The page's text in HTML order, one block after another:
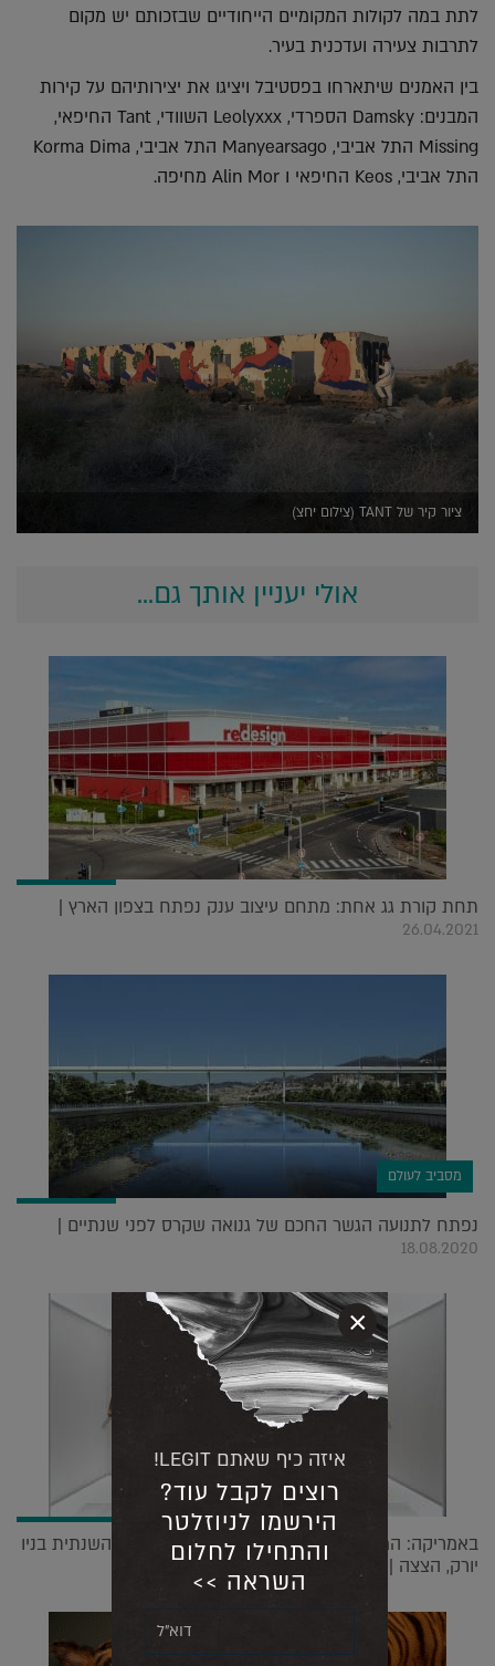
לתת במה לקולות המקומיים הייחודיים שבזכותם יש מקום
לתרבות צעירה ועדכנית בעיר.
בין האמנים שיתארחו בפסטיבל ויציגו את יצירותיהם על קירות
המבנים: Damsky הספרדי, Leolyxxx השוודי, Tant החיפאי,
Missing התל אביבי, Manyearsago התל אביבי, Korma Dima
התל אביבי, Keos החיפאי ו Alin Mor מחיפה.
ציור קיר של TANT (צילום יחצ)
אולי יעניין אותך גם...
תחת קורת גג אחת: מתחם עיצוב ענק נפתח בצפון הארץ |
26.04.2021
מסביב לעולם
נפתח לתנועה הגשר החכם של גנואה שקרס לפני שנתיים |
18.08.2020
באמריקה: המט גאלה השיקה את תערוכת האופנה השנתית בניו
יורק, הצצה |
איזה כיף שאתם LEGIT!
רוצים לקבל עוד?
הירשמו לניוזלטר
והתחילו לחלום
השראה >>
×